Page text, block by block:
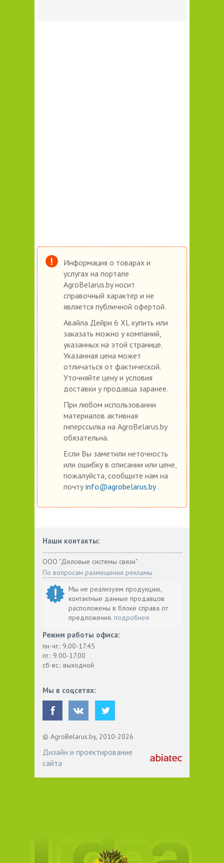
Информация о товарах и
услугах на портале
AgroBelarus.by носит
справочный характер и не
является публичной офертой.
Авайла Дейри 6 XL купить или
заказать можно у компаний,
указанных на этой странице.
Указанная цена может
отличаться от фактической.
Уточняйте цену и условия
доставки у продавца заранее.
При любом использовании
материалов активная
гиперссылка на AgroBelarus.by
обязательна.
Если Вы заметили неточность
или ошибку в описании или цене,
пожалуйста, сообщите нам на
почту info@agrobelarus.by.
Наши контакты:
ООО "Деловые системы связи"
По вопросам размещения рекламы
Мы не реализуем продукцию,
контактные данные продавцов
расположены в блоке справа от
предложения. подробнее
Режим работы офиса:
пн-чт.: 9.00-17.45
пт.: 9.00-17.00
сб-вс.: выходной
Мы в соцсетях:
© AgroBelarus.by, 2010-2026
Дизайн и проектирование
сайта